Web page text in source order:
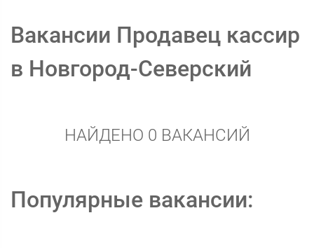
Вакансии Продавец кассир
в Новгород-Северский
НАЙДЕНО 0 ВАКАНСИЙ
Популярные вакансии: